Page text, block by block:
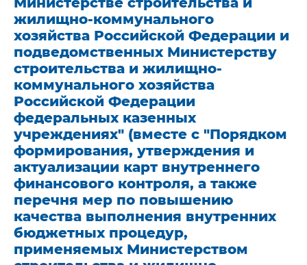
жилищно-коммунального
хозяйства Российской Федерации и
подведомственных Министерству
строительства и жилищно-
коммунального хозяйства
Российской Федерации
федеральных казенных
учреждениях" (вместе с "Порядком
формирования, утверждения и
актуализации карт внутреннего
финансового контроля, а также
перечня мер по повышению
качества выполнения внутренних
бюджетных процедур,
применяемых Министерством